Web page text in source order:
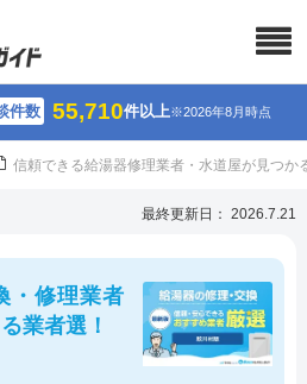
件数 55,710件以上※2026年8月時点
信頼できる給湯器修理業者・水道屋が見つか
最終更新日： 2026.7.21
・修理業者
業者選！